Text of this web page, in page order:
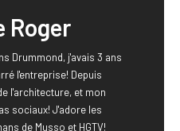
Roger
Drummond, j'avais 3 ans
l'entreprise! Depuis
l'architecture, et mon
sociaux! J'adore les
de Musso et HGTV!